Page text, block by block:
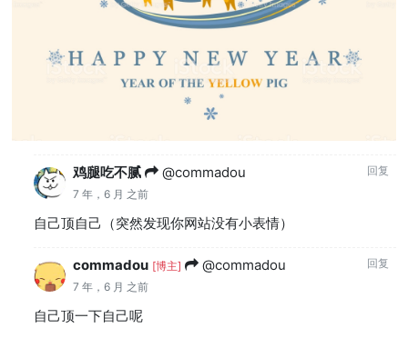
回复
鸡腿吃不腻 @commadou
7 年，6 月 之前
自己顶自己（突然发现你网站没有小表情）
回复
commadou [博主] @commadou
7 年，6 月 之前
自己顶一下自己呢